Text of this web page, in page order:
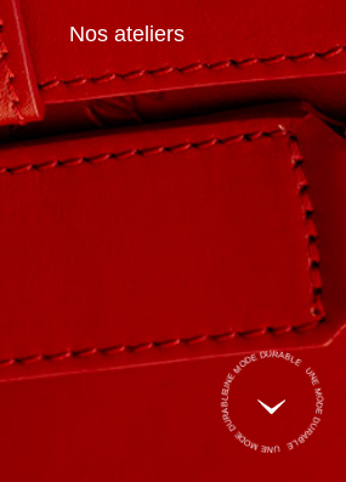
Nos ateliers
UNE MODE DURABLE UNE MODE DURABLE UNE MODE DURABLE